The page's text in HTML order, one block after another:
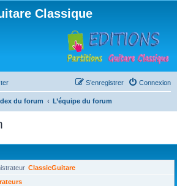
Classique
Connexion
S’enregistrer
du forum L’équipe du forum
ClassicGuitare